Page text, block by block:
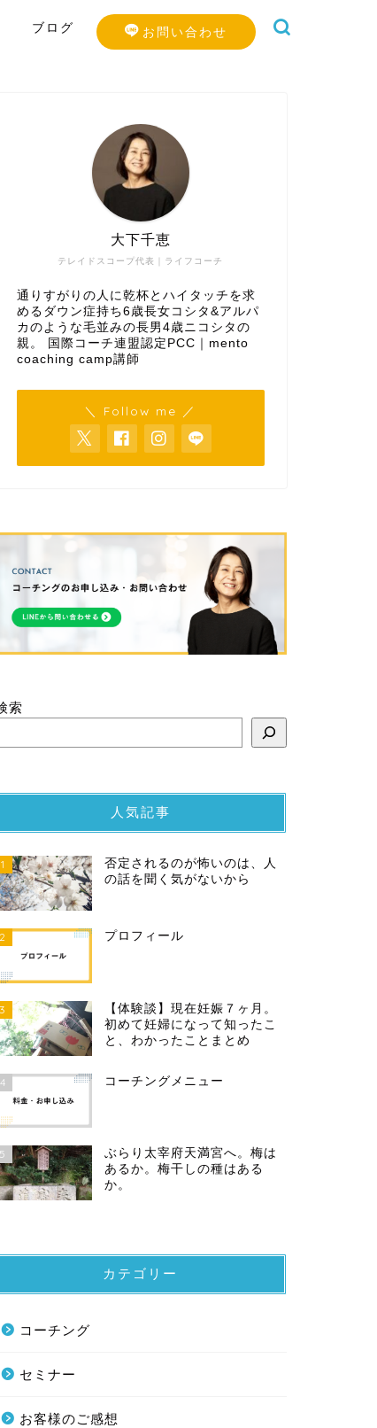
ブログ お問い合わせ
テレイドスコープ代表｜ライフコーチ
大下千恵
通りすがりの人に乾杯とハイタッチを求
めるダウン症持ち6歳長女コシタ&アルパ
カのような毛並みの長男4歳ニコシタの
親。 国際コーチ連盟認定PCC｜mento
coaching camp講師
＼ Follow me ／
索
人気記事
1
否定されるのが怖いのは、人
の話を聞く気がないから
2 プロフィール
3
【体験談】現在妊娠７ヶ月。
初めて妊婦になって知ったこ
と、わかったことまとめ
4 コーチングメニュー
5
ぶらり太宰府天満宮へ。梅は
あるか。梅干しの種はある
か。
カテゴリー
コーチング
セミナー
お客様のご感想